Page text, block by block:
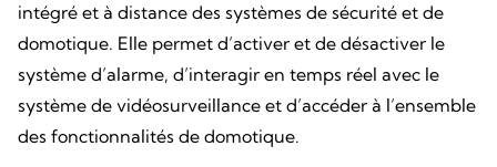
intégré et à distance des systèmes de sécurité et de
domotique. Elle permet d’activer et de désactiver le
système d’alarme, d’interagir en temps réel avec le
système de vidéosurveillance et d’accéder à l’ensemble
des fonctionnalités de domotique.